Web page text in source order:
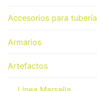
Accesorios para tubería
Armarios
Artefactos